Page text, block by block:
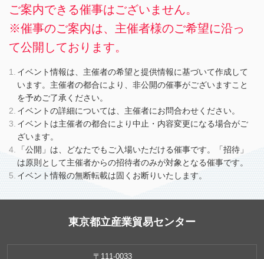
ご案内できる催事はございません。
※催事のご案内は、主催者様のご希望に沿っ
て公開しております。
イベント情報は、主催者の希望と提供情報に基づいて作成して
います。主催者の都合により、非公開の催事がございますこと
を予めご了承ください。
イベントの詳細については、主催者にお問合わせください。
イベントは主催者の都合により中止・内容変更になる場合がご
ざいます。
「公開」は、どなたでもご入場いただける催事です。「招待」
は原則として主催者からの招待者のみが対象となる催事です。
イベント情報の無断転載は固くお断りいたします。
東京都立産業貿易センター
〒111-0033